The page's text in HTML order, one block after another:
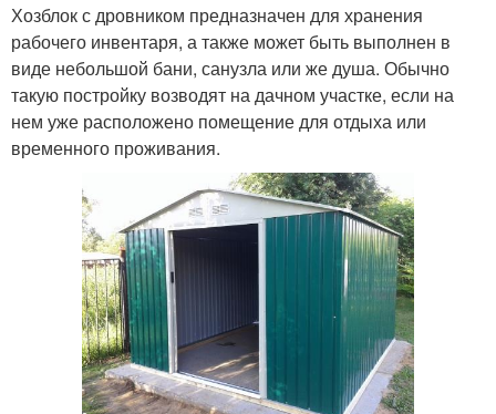
Хозблок с дровником предназначен для хранения
рабочего инвентаря, а также может быть выполнен в
виде небольшой бани, санузла или же душа. Обычно
такую постройку возводят на дачном участке, если на
нем уже расположено помещение для отдыха или
временного проживания.